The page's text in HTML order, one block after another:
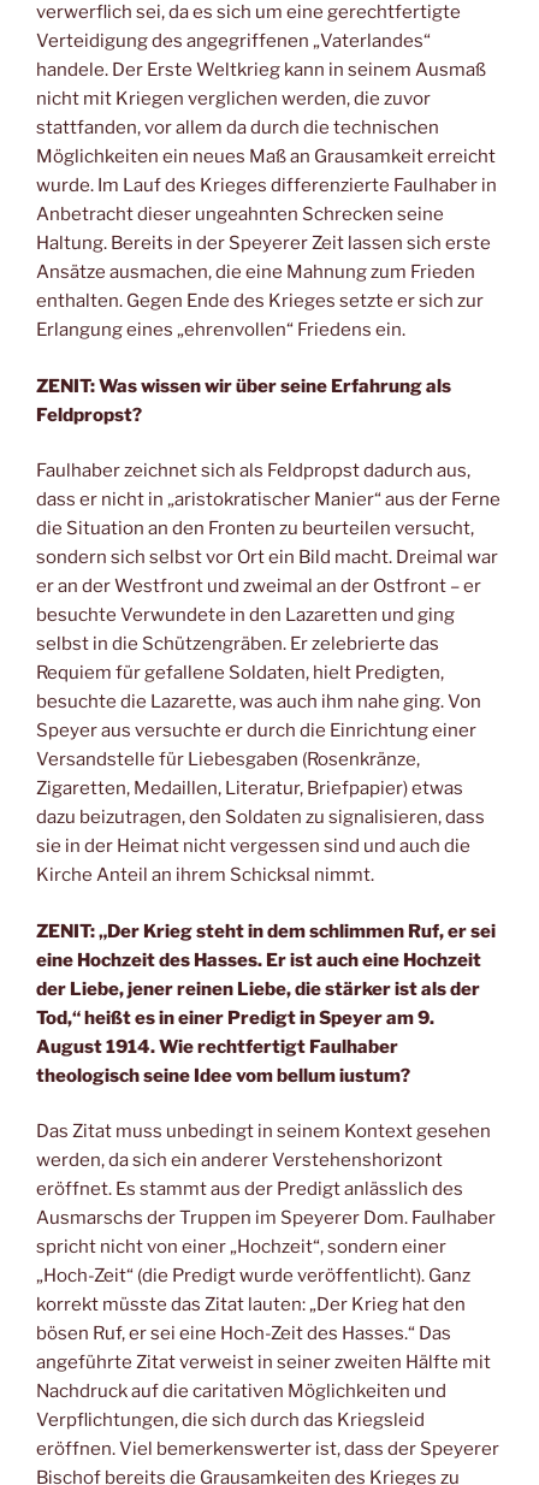
verwerflich sei, da es sich um eine gerechtfertigte
Verteidigung des angegriffenen „Vaterlandes“
handele. Der Erste Weltkrieg kann in seinem Ausmaß
nicht mit Kriegen verglichen werden, die zuvor
stattfanden, vor allem da durch die technischen
Möglichkeiten ein neues Maß an Grausamkeit erreicht
wurde. Im Lauf des Krieges differenzierte Faulhaber in
Anbetracht dieser ungeahnten Schrecken seine
Haltung. Bereits in der Speyerer Zeit lassen sich erste
Ansätze ausmachen, die eine Mahnung zum Frieden
enthalten. Gegen Ende des Krieges setzte er sich zur
Erlangung eines „ehrenvollen“ Friedens ein.
ZENIT: Was wissen wir über seine Erfahrung als
Feldpropst?
Faulhaber zeichnet sich als Feldpropst dadurch aus,
dass er nicht in „aristokratischer Manier“ aus der Ferne
die Situation an den Fronten zu beurteilen versucht,
sondern sich selbst vor Ort ein Bild macht. Dreimal war
er an der Westfront und zweimal an der Ostfront – er
besuchte Verwundete in den Lazaretten und ging
selbst in die Schützengräben. Er zelebrierte das
Requiem für gefallene Soldaten, hielt Predigten,
besuchte die Lazarette, was auch ihm nahe ging. Von
Speyer aus versuchte er durch die Einrichtung einer
Versandstelle für Liebesgaben (Rosenkränze,
Zigaretten, Medaillen, Literatur, Briefpapier) etwas
dazu beizutragen, den Soldaten zu signalisieren, dass
sie in der Heimat nicht vergessen sind und auch die
Kirche Anteil an ihrem Schicksal nimmt.
ZENIT: „Der Krieg steht in dem schlimmen Ruf, er sei
eine Hochzeit des Hasses. Er ist auch eine Hochzeit
der Liebe, jener reinen Liebe, die stärker ist als der
Tod,“ heißt es in einer Predigt in Speyer am 9.
August 1914. Wie rechtfertigt Faulhaber
theologisch seine Idee vom bellum iustum?
Das Zitat muss unbedingt in seinem Kontext gesehen
werden, da sich ein anderer Verstehenshorizont
eröffnet. Es stammt aus der Predigt anlässlich des
Ausmarschs der Truppen im Speyerer Dom. Faulhaber
spricht nicht von einer „Hochzeit“, sondern einer
„Hoch-Zeit“ (die Predigt wurde veröffentlicht). Ganz
korrekt müsste das Zitat lauten: „Der Krieg hat den
bösen Ruf, er sei eine Hoch-Zeit des Hasses.“ Das
angeführte Zitat verweist in seiner zweiten Hälfte mit
Nachdruck auf die caritativen Möglichkeiten und
Verpflichtungen, die sich durch das Kriegsleid
eröffnen. Viel bemerkenswerter ist, dass der Speyerer
Bischof bereits die Grausamkeiten des Krieges zu